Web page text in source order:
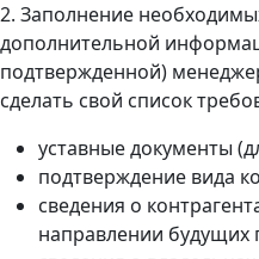
2. Заполнение
дополнительной
подтвержденной)
сделать свой список
уставные документы
подтверждение вида
сведения о
направлении будущих